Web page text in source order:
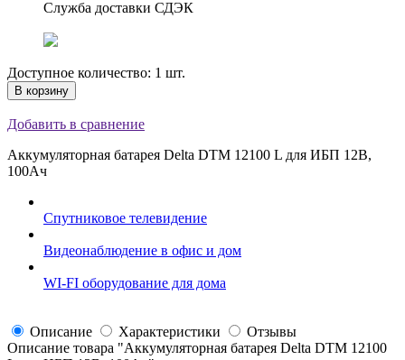
Служба доставки СДЭК
Доступное количество: 1 шт.
В корзину
Добавить в сравнение
Аккумуляторная батарея Delta DTM 12100 L для ИБП 12В,
100Ач
Спутниковое телевидение
Видеонаблюдение в офис и дом
WI-FI оборудование для дома
Описание Характеристики
Отзывы
Описание товара "Аккумуляторная батарея Delta DTM 12100